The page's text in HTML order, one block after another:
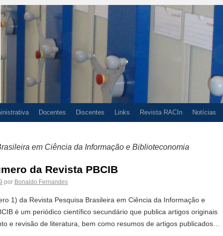
Docentes Discentes Links Revista RACIn Notícias
em Ciência da Informação e Biblioteconomia
da Revista PBCIB
por Bonaldo Fernandes
1) da Revista Pesquisa Brasileira em Ciência da Informação e
é um periódico científico secundário que publica artigos originais
e revisão de literatura, bem como resumos de artigos publicados…